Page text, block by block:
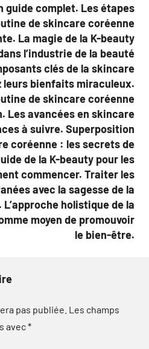
guide complet. Les étapes
de skincare coréenne
La magie de la K-beauty
l’industrie de la beauté
clés de la skincare
leurs bienfaits miraculeux.
de skincare coréenne
Les avancées en skincare
à suivre. Superposition
coréenne : les secrets de
de la K-beauty pour les
commencer. Traiter les
avec la sagesse de la
holistique de la
moyen de promouvoir
le bien-être.
pas publiée. Les champs
avec*